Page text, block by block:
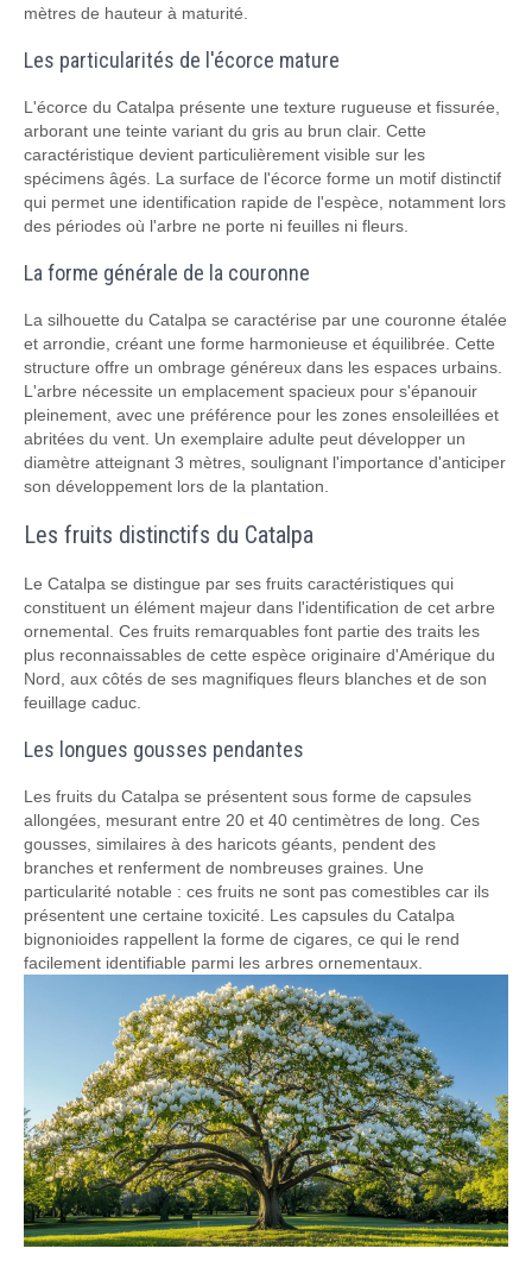
mètres de hauteur à maturité.
Les particularités de l'écorce mature
L'écorce du Catalpa présente une texture rugueuse et fissurée,
arborant une teinte variant du gris au brun clair. Cette
caractéristique devient particulièrement visible sur les
spécimens âgés. La surface de l'écorce forme un motif distinctif
qui permet une identification rapide de l'espèce, notamment lors
des périodes où l'arbre ne porte ni feuilles ni fleurs.
La forme générale de la couronne
La silhouette du Catalpa se caractérise par une couronne étalée
et arrondie, créant une forme harmonieuse et équilibrée. Cette
structure offre un ombrage généreux dans les espaces urbains.
L'arbre nécessite un emplacement spacieux pour s'épanouir
pleinement, avec une préférence pour les zones ensoleillées et
abritées du vent. Un exemplaire adulte peut développer un
diamètre atteignant 3 mètres, soulignant l'importance d'anticiper
son développement lors de la plantation.
Les fruits distinctifs du Catalpa
Le Catalpa se distingue par ses fruits caractéristiques qui
constituent un élément majeur dans l'identification de cet arbre
ornemental. Ces fruits remarquables font partie des traits les
plus reconnaissables de cette espèce originaire d'Amérique du
Nord, aux côtés de ses magnifiques fleurs blanches et de son
feuillage caduc.
Les longues gousses pendantes
Les fruits du Catalpa se présentent sous forme de capsules
allongées, mesurant entre 20 et 40 centimètres de long. Ces
gousses, similaires à des haricots géants, pendent des
branches et renferment de nombreuses graines. Une
particularité notable : ces fruits ne sont pas comestibles car ils
présentent une certaine toxicité. Les capsules du Catalpa
bignonioides rappellent la forme de cigares, ce qui le rend
facilement identifiable parmi les arbres ornementaux.